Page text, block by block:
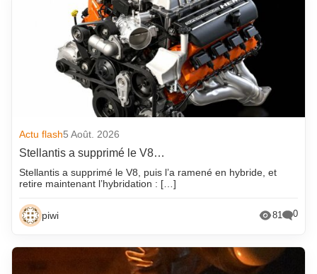
Actu flash5 Août. 2026
Stellantis a supprimé le V8…
Stellantis a supprimé le V8, puis l’a ramené en hybride, et
retire maintenant l’hybridation : […]
piwi 81 0